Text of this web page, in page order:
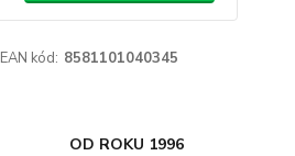
EAN kód: 8581101040345
OD ROKU 1996